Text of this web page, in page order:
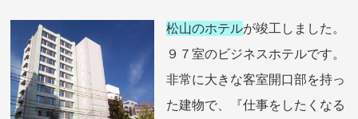
松山のホテルが竣工しました。
９７室のビジネスホテルです。
非常に大きな客室開口部を持っ
た建物で、『仕事をしたくなる